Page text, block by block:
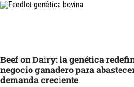
Beef on Dairy: la genética
negocio ganadero para
demanda creciente